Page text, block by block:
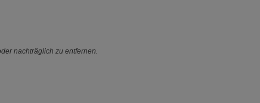
nachträglich zu entfernen.